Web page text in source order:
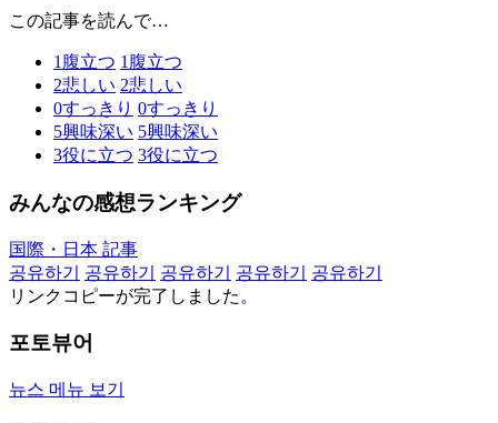
この記事を読んで…
1 腹立つ 1 腹立つ
2悲しい 2悲しい
0すっきり 0すっきり
5興味深い 5興味深い
3役に立つ 3役に立つ
みんなの感想ランキング
国際・日本 記事
공유하기
공유하기 공유하기 공유하기
공유하기
リンクコピーが完了しました。
포토뷰어
뉴스 메뉴 보기